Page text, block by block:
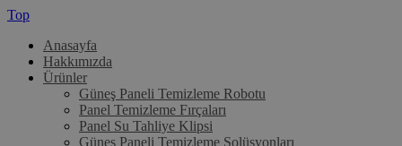
Top
Anasayfa
Hakkımızda
Ürünler
Güneş Paneli Temizleme Robotu
Panel Temizleme Fırçaları
Panel Su Tahliye Klipsi
Güneş Paneli Temizleme Solüsyonları